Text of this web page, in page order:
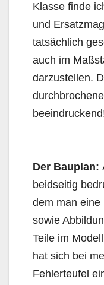
Klasse finde
und
tatsächlich
auch im
darzustellen.
Der Bauplan:
beidseitig
dem man eine
sowie
Teile im
hat sich bei
Fehlerteufel